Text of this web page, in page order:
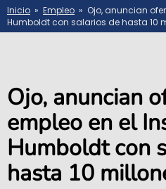
Inicio » Empleo » Ojo, anuncian
Humboldt con salarios de hasta 10
Ojo, anuncian
empleo en el
Humboldt con
hasta 10